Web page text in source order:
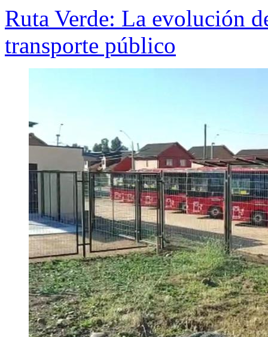
Ruta Verde: La evolución
transporte público